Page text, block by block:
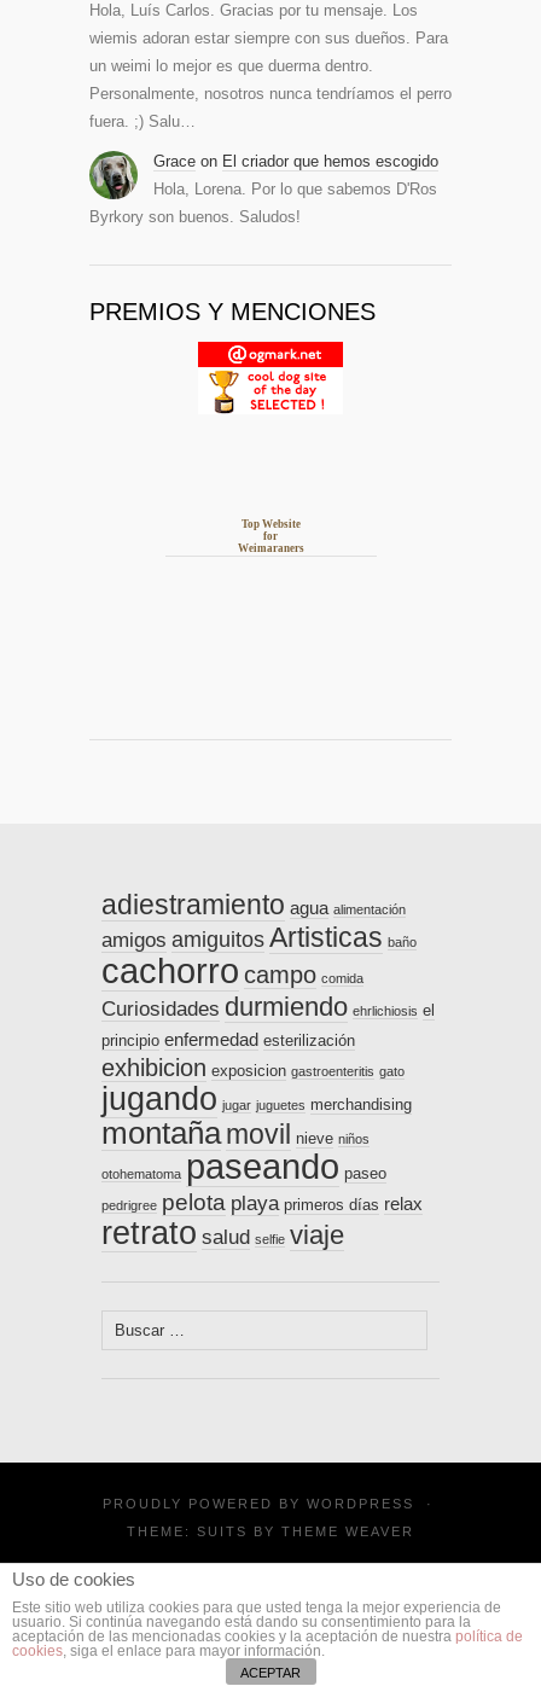
Hola, Luís Carlos. Gracias por tu mensaje. Los
wiemis adoran estar siempre con sus dueños. Para
un weimi lo mejor es que duerma dentro.
Personalmente, nosotros nunca tendríamos el perro
fuera. ;) Salu…
Grace on El criador que hemos escogido
Hola, Lorena. Por lo que sabemos D'Ros
Byrkory son buenos. Saludos!
PREMIOS Y MENCIONES
Top Website
for
Weimaraners
adiestramiento agua alimentación
amigos amiguitos Artisticas baño
cachorro campo comida
Curiosidades durmiendo ehrlichiosis el
principio enfermedad esterilización
exhibicion exposicion gastroenteritis gato
jugando jugar juguetes merchandising
montañamovil nieve niños
otohematoma paseando paseo
pedrigree pelota playa primeros días relax
retrato salud selfie viaje
Buscar:
PROUDLY POWERED BY WORDPRESS
·
THEME: SUITS BY THEME WEAVER
Uso de cookies
Este sitio web utiliza cookies para que usted tenga la mejor experiencia de
usuario. Si continúa navegando está dando su consentimiento para la
aceptación de las mencionadas cookies y la aceptación de nuestra política de
cookies, siga el enlace para mayor información.
ACEPTAR